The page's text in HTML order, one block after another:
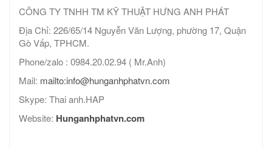
CÔNG TY TNHH TM KỸ THUẬT HƯNG ANH PHÁT
Địa Chỉ: 226/65/14 Nguyễn Văn Lượng, phường 17, Quận
Gò Vấp, TPHCM.
Phone/zalo : 0984.20.02.94 ( Mr.Anh)
Mail: mailto:info@hunganhphatvn.com
Skype: Thai anh.HAP
Website: Hunganhphatvn.com